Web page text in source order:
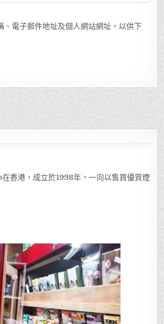
、電子郵件地址及個人網站網址，以供下
香港，成立於1998年，一向以售買優質煙